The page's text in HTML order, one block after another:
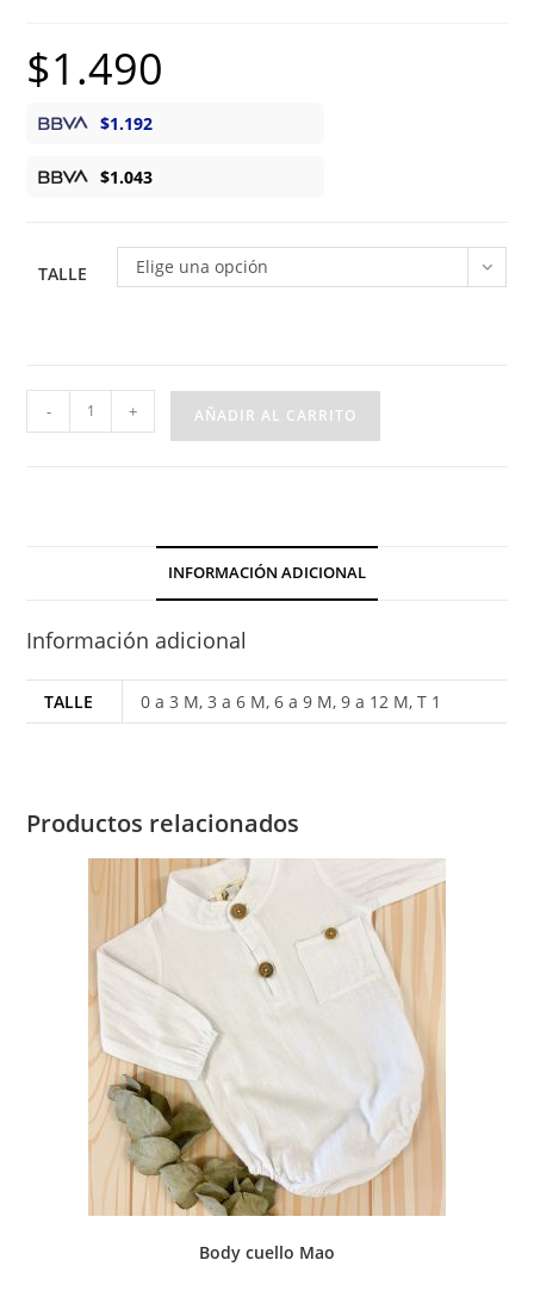
$1.490
$1.192
$1.043
TALLE Elige una opción
Cuello
- + AÑADIR AL CARRITO
INFORMACIÓN ADICIONAL
Información adicional
TALLE 0 a 3 M, 3 a 6 M, 6 a 9 M, 9 a 12 M, T 1
Productos relacionados
Body cuello Mao